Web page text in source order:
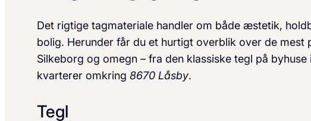
Det rigtige tagmateriale handler om både æstetik,
bolig. Herunder får du et hurtigt overblik over de
Silkeborg og omegn – fra den klassiske tegl på byhuse
kvarterer omkring 8670 Låsby.
Tegl